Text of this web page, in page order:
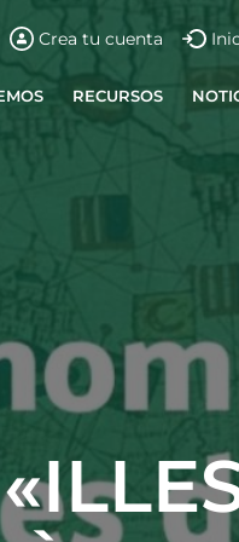
Crea tu cuenta
RECURSOS